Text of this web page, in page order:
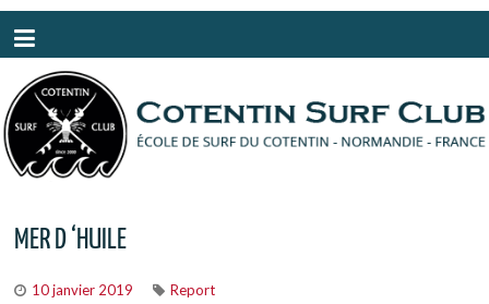
MER D ‘HUILE
10 janvier 2019 Report
Panneau de gestion des cookies